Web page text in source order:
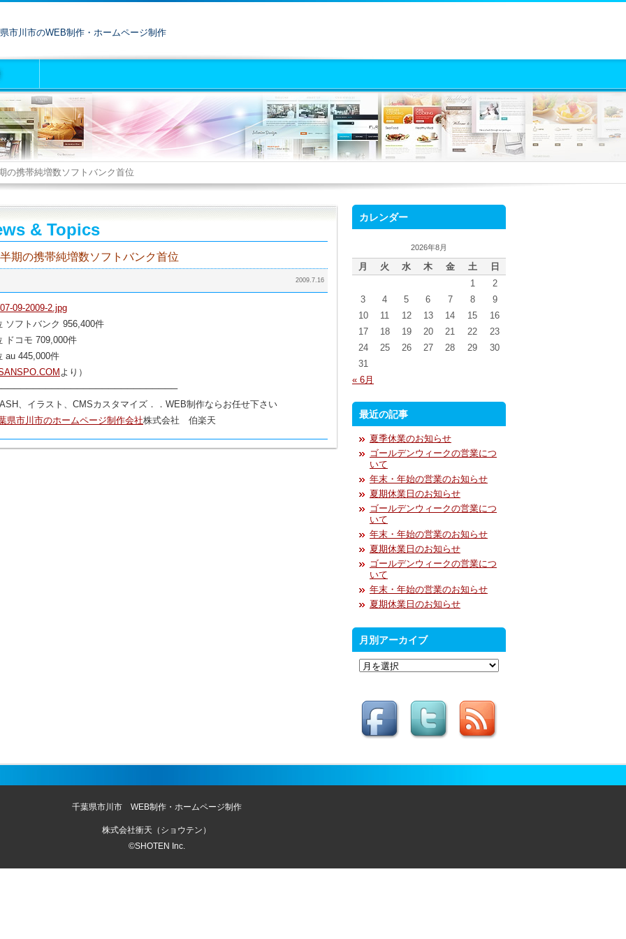
市川市のWEB制作・ホームページ制作
の携帯純増数ソフトバンク首位
& Topics
半期の携帯純増数ソフトバンク首位
2009.7.16
ソフトバンク 956,400件
ドコモ 709,000件
au 445,000件
より）
、イラスト、CMSカスタマイズ．．WEB制作ならお任せ下さい
県市川市のホームページ制作会社株式会社 伯楽天
カレンダー
2026年8月
月 火 水 木 金 土
日
1
2
3
4 5 6 7 8
9
10
11 12 13 14 15
16
17
18 19 20 21 22
23
24
25 26 27 28 29
30
31
« 6月
最近の記事
夏季休業のお知らせ
ゴールデンウィークの営業につ
いて
年末・年始の営業のお知らせ
夏期休業日のお知らせ
ゴールデンウィークの営業につ
いて
年末・年始の営業のお知らせ
夏期休業日のお知らせ
ゴールデンウィークの営業につ
いて
年末・年始の営業のお知らせ
夏期休業日のお知らせ
月別アーカイブ
ブ
千葉県市川市 WEB制作・ホームページ制作
株式会社衝天（ショウテン）
©SHOTEN Inc.